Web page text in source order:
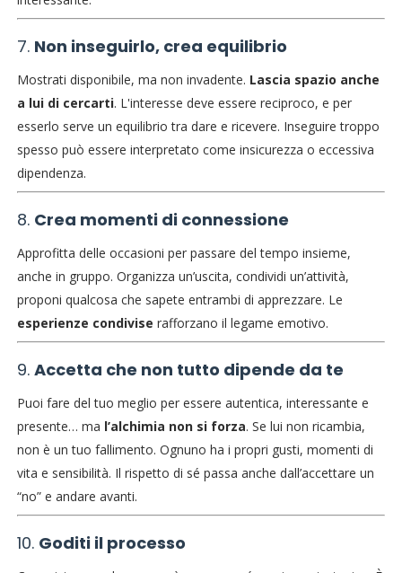
7. Non inseguirlo, crea equilibrio
Mostrati disponibile, ma non invadente. Lascia spazio anche
a lui di cercarti. L'interesse deve essere reciproco, e per
esserlo serve un equilibrio tra dare e ricevere. Inseguire troppo
spesso può essere interpretato come insicurezza o eccessiva
dipendenza.
8. Crea momenti di connessione
Approfitta delle occasioni per passare del tempo insieme,
anche in gruppo. Organizza un’uscita, condividi un’attività,
proponi qualcosa che sapete entrambi di apprezzare. Le
esperienze condivise rafforzano il legame emotivo.
9. Accetta che non tutto dipende da te
Puoi fare del tuo meglio per essere autentica, interessante e
presente… ma l’alchimia non si forza. Se lui non ricambia,
non è un tuo fallimento. Ognuno ha i propri gusti, momenti di
vita e sensibilità. Il rispetto di sé passa anche dall’accettare un
“no” e andare avanti.
10. Goditi il processo